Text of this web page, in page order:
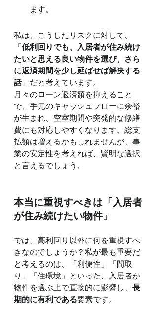
ます。
私は、こうしたリスクに対して、
「低利回りでも、入居者が住み続け
たいと思える良い物件を選び、さら
に返済期間を少し延ばせば解決する
話」だと考えています。
月々のローン返済額を抑えること
で、手元のキャッシュフローに余裕
が生まれ、空室期間や突発的な修繕
費にも対応しやすくなります。総支
払額は増えるかもしれませんが、事
業の安定性を考えれば、賢明な選択
と言えるでしょう。
本当に重視すべきは「入居者
が住み続けたい物件」
では、高利回り以外に何を重視すべ
きなのでしょうか？私が最も重要だ
と考えるのは、「利便性」「間取
り」「住環境」といった、入居者が
物件を選ぶ上で直接的に影響し、 長
期的に有利である要素です。